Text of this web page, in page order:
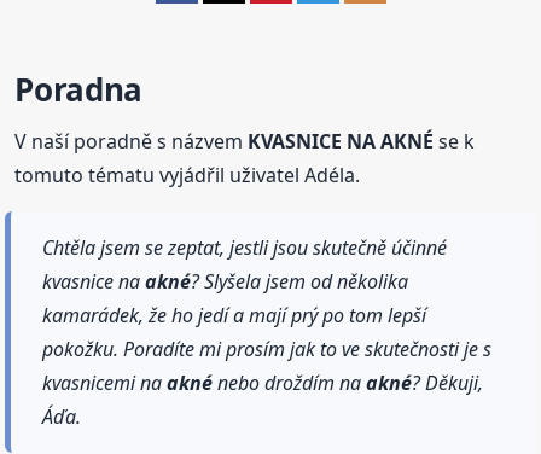
Poradna
V naší poradně s názvem KVASNICE NA AKNÉ se k
tomuto tématu vyjádřil uživatel Adéla.
Chtěla jsem se zeptat, jestli jsou skutečně účinné
kvasnice naakné? Slyšela jsem od několika
kamarádek, že ho jedí a mají prý po tom lepší
pokožku. Poradíte mi prosím jak to ve skutečnosti je s
kvasnicemi naaknénebo droždím naakné? Děkuji,
Áďa.